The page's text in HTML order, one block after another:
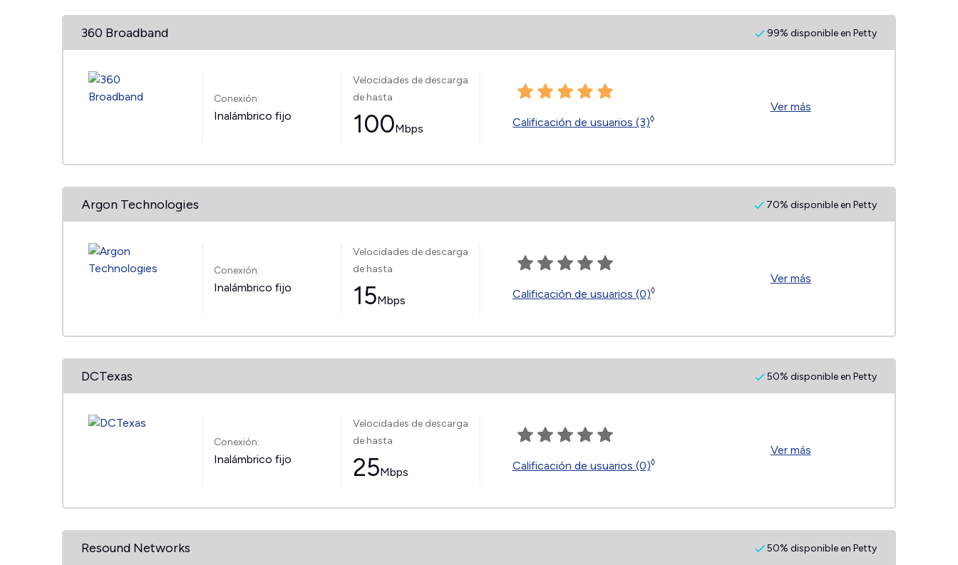
360 Broadband 99% disponible en Petty
Conexión:
Inalámbrico fijo
Velocidades de descarga
de hasta
100Mbps Calificación de usuarios (3)◊
Ver más
Argon Technologies 70% disponible en Petty
Conexión:
Inalámbrico fijo
Velocidades de descarga
de hasta
15Mbps Calificación de usuarios (0)◊
Ver más
DCTexas 50% disponible en Petty
Conexión:
Inalámbrico fijo
Velocidades de descarga
de hasta
25Mbps Calificación de usuarios (0)◊
Ver más
Resound Networks 50% disponible en Petty